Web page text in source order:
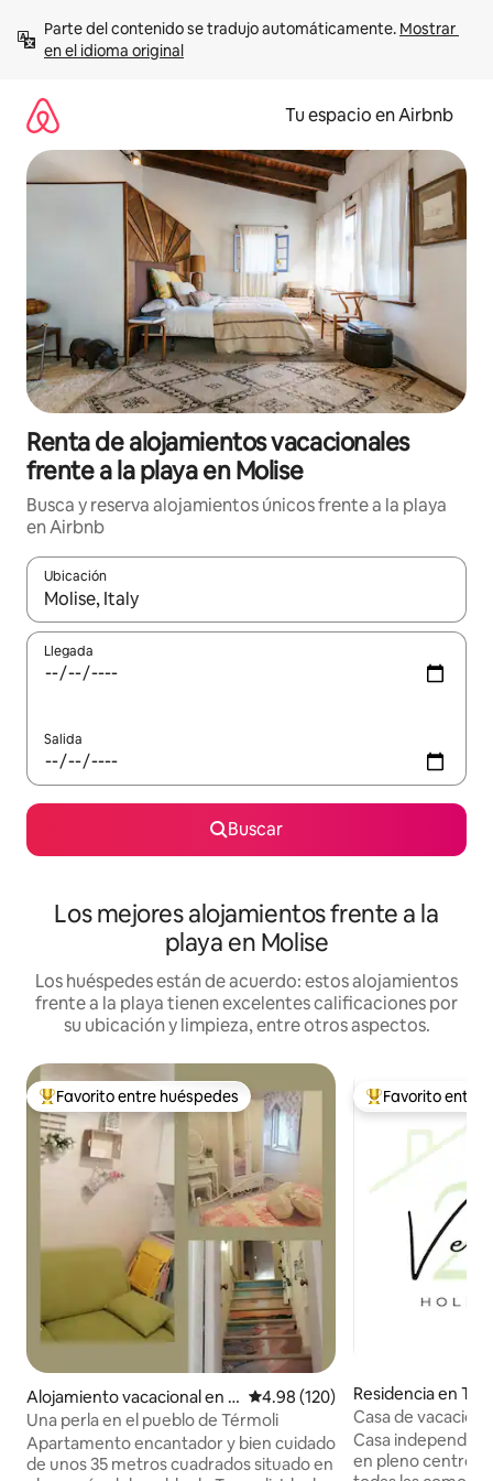
contenido
Parte del contenido se tradujo automáticamente. Mostrar
en el idioma original
Tu espacio en Airbnb
Renta de alojamientos vacacionales
frente a la playa en Molise
Busca y reserva alojamientos únicos frente a la playa
en Airbnb
Ubicación
Cuando los resultados estén disponibles, podrás navegar
Llegada
Salida
Buscar
Los mejores alojamientos frente a la
playa en Molise
Los huéspedes están de acuerdo: estos alojamientos
frente a la playa tienen excelentes calificaciones por
su ubicación y limpieza, entre otros aspectos.
De los mejores en Favorito entre huéspedes
Favorito entre huéspedes
Alojamiento vacacional en T
ermoli
Calificación promedio: 4.98 de
4.98 (120)
Una perla en el pueblo de Térmoli
Apartamento encantador y bien cuidado
de unos 35 metros cuadrados situado en
De los mejores
Favorito entre
Residencia en
Casa de
Casa
en pleno centro